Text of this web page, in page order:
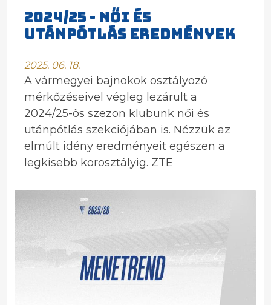
2024/25 - NŐI ÉS
UTÁNPÓTLÁS EREDMÉNYEK
2025. 06. 18.
A vármegyei bajnokok osztályozó
mérkőzéseivel végleg lezárult a
2024/25-ös szezon klubunk női és
utánpótlás szekciójában is. Nézzük az
elmúlt idény eredményeit egészen a
legkisebb korosztályig. ZTE